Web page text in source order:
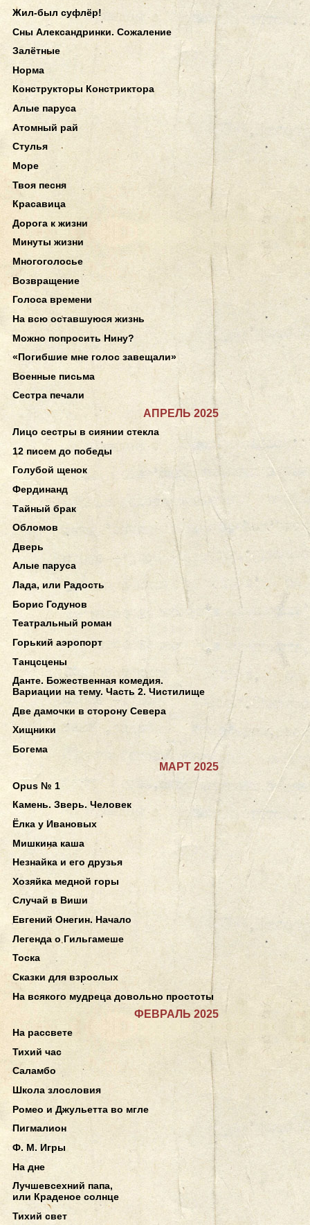
Жил-был суфлёр!
Сны Александринки. Сожаление
Залётные
Норма
Конструкторы Констриктора
Алые паруса
Атомный рай
Стулья
Море
Твоя песня
Красавица
Дорога к жизни
Минуты жизни
Многоголосье
Возвращение
Голоса времени
На всю оставшуюся жизнь
Можно попросить Нину?
«Погибшие мне голос завещали»
Военные письма
Сестра печали
АПРЕЛЬ 2025
Лицо сестры в сиянии стекла
12 писем до победы
Голубой щенок
Фердинанд
Тайный брак
Обломов
Дверь
Алые паруса
Лада, или Радость
Борис Годунов
Театральный роман
Горький аэропорт
Танцсцены
Данте. Божественная комедия.
Вариации на тему. Часть 2. Чистилище
Две дамочки в сторону Севера
Хищники
Богема
МАРТ 2025
Opus № 1
Камень. Зверь. Человек
Ёлка у Ивановых
Мишкина каша
Незнайка и его друзья
Хозяйка медной горы
Случай в Виши
Евгений Онегин. Начало
Легенда о Гильгамеше
Тоска
Сказки для взрослых
На всякого мудреца довольно простоты
ФЕВРАЛЬ 2025
На рассвете
Тихий час
Саламбо
Школа злословия
Ромео и Джульетта во мгле
Пигмалион
Ф. М. Игры
На дне
Лучшевсехний папа,
или Краденое солнце
Тихий свет